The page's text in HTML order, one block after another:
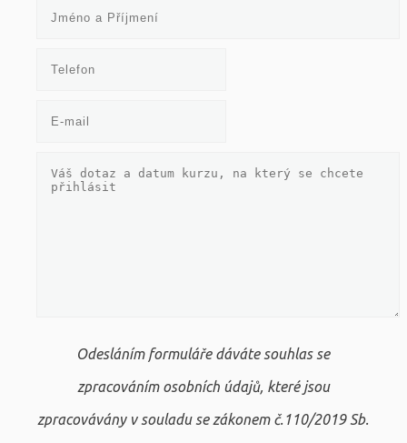
Odesláním formuláře dáváte souhlas se
zpracováním osobních údajů, které jsou
zpracovávány v souladu se zákonem č.110/2019 Sb.